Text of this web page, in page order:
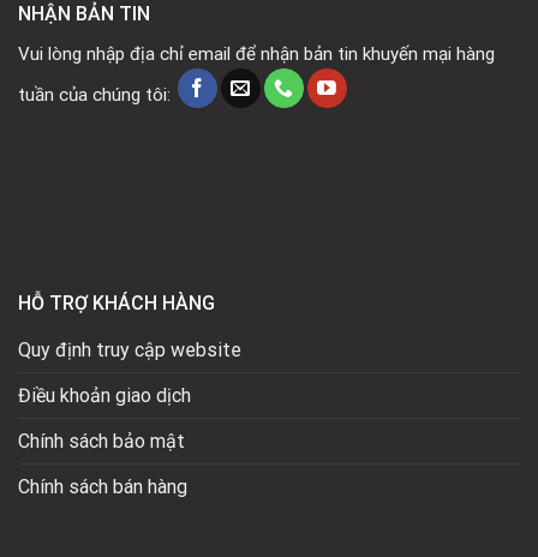
NHẬN BẢN TIN
Vui lòng nhập địa chỉ email để nhận bản tin khuyến mại hàng
tuần của chúng tôi:
HỖ TRỢ KHÁCH HÀNG
Quy định truy cập website
Điều khoản giao dịch
Chính sách bảo mật
Chính sách bán hàng